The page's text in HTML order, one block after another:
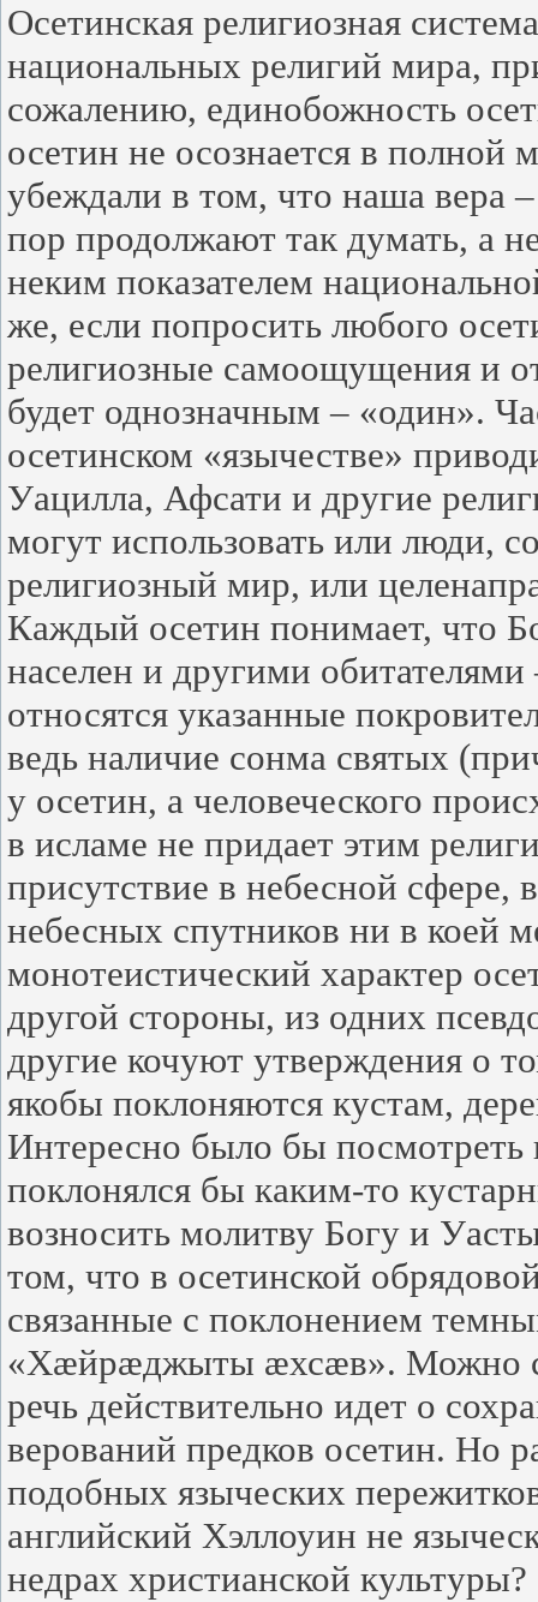
Осетинская религиозная
национальных религий мира,
сожалению, единобожность
осетин не осознается в полной
убеждали в том, что наша вера
пор продолжают так думать, а
неким показателем
же, если попросить любого
религиозные самоощущения и
будет однозначным – «один».
осетинском «язычестве»
Уацилла, Афсати и другие
могут использовать или люди,
религиозный мир, или
Каждый осетин понимает, что
населен и другими
относятся указанные
ведь наличие сонма святых
у осетин, а человеческого
в исламе не придает этим
присутствие в небесной сфере,
небесных спутников ни в коей
монотеистический характер
другой стороны, из одних
другие кочуют утверждения о
якобы поклоняются кустам,
Интересно было бы посмотреть
поклонялся бы каким-то
возносить молитву Богу и
том, что в осетинской
связанные с поклонением
«Хæйрæджыты æхсæв». Можно
речь действительно идет о
верований предков осетин. Но
подобных языческих
английский Хэллоуин не
недрах христианской культуры?